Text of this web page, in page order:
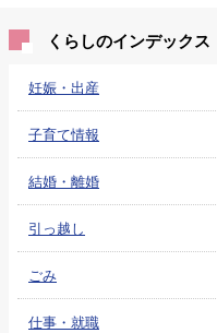
くらしのインデックス
妊娠・出産
子育て情報
結婚・離婚
引っ越し
ごみ
仕事・就職